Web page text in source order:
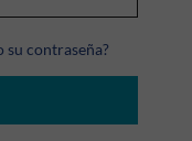
su contraseña?